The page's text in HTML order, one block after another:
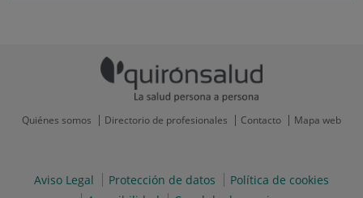
Quiénes somos Directorio de profesionales Contacto Mapa web
Aviso Legal Protección de datos
Política de cookies